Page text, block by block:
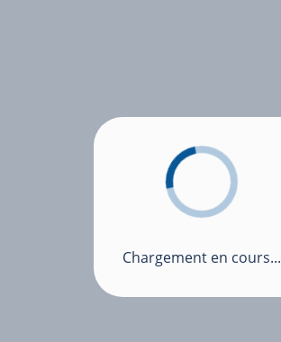
Chargement en cours...